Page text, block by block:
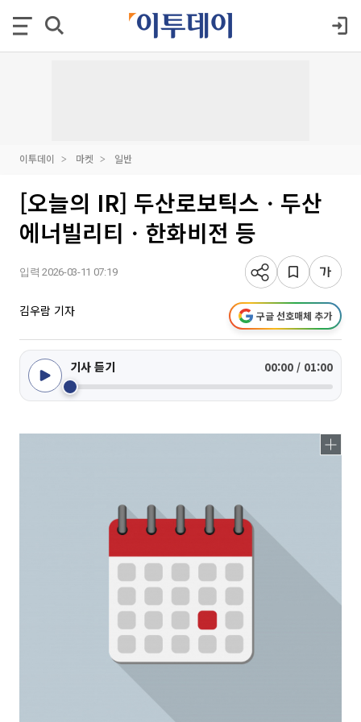
이투데이 마켓 일반
[오늘의 IR] 두산로보틱스ㆍ두산
에너빌리티ㆍ한화비전 등
입력 2026-03-11 07:19
김우람 기자 구글 선호매체 추가
기사 듣기 00:00 / 01:00